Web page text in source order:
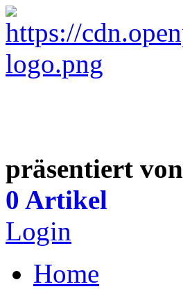
präsentiert von
0 Artikel
Login
Home